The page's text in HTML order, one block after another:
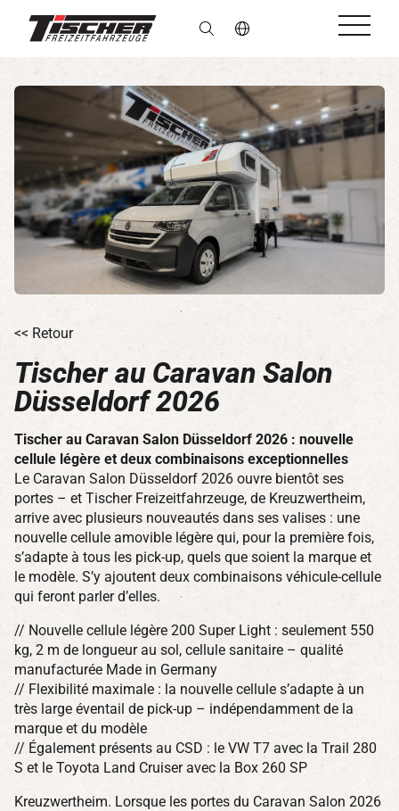
fr
<< Retour
Tischer au Caravan Salon
Düsseldorf 2026
Tischer au Caravan Salon Düsseldorf 2026 : nouvelle
cellule légère et deux combinaisons exceptionnelles
Le Caravan Salon Düsseldorf 2026 ouvre bientôt ses
portes – et Tischer Freizeitfahrzeuge, de Kreuzwertheim,
arrive avec plusieurs nouveautés dans ses valises : une
nouvelle cellule amovible légère qui, pour la première fois,
s’adapte à tous les pick-up, quels que soient la marque et
le modèle. S’y ajoutent deux combinaisons véhicule-cellule
qui feront parler d’elles.
// Nouvelle cellule légère 200 Super Light : seulement 550
kg, 2 m de longueur au sol, cellule sanitaire – qualité
manufacturée Made in Germany
// Flexibilité maximale : la nouvelle cellule s’adapte à un
très large éventail de pick-up – indépendamment de la
marque et du modèle
// Également présents au CSD : le VW T7 avec la Trail 280
S et le Toyota Land Cruiser avec la Box 260 SP
Kreuzwertheim. Lorsque les portes du Caravan Salon 2026